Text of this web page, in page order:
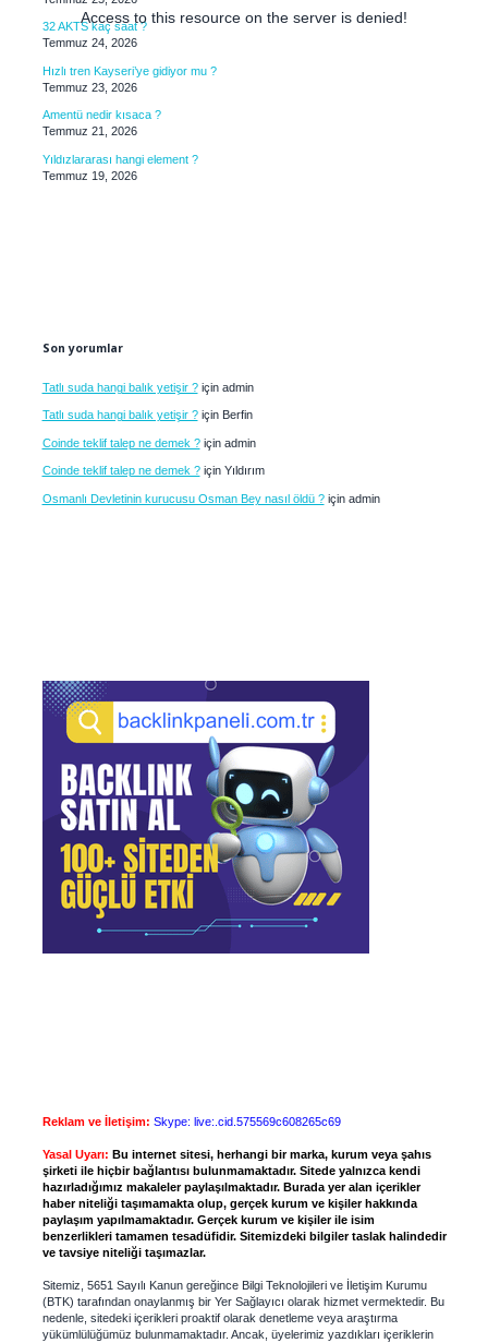
32 AKTS kaç saat ?
Temmuz 24, 2026
Hızlı tren Kayseri’ye gidiyor mu ?
Temmuz 23, 2026
Amentü nedir kısaca ?
Temmuz 21, 2026
Yıldızlararası hangi element ?
Temmuz 19, 2026
Son yorumlar
Tatlı suda hangi balık yetişir ?için admin
Tatlı suda hangi balık yetişir ?için Berfin
Coinde teklif talep ne demek ?için admin
Coinde teklif talep ne demek ?için Yıldırım
Osmanlı Devletinin kurucusu Osman Bey nasıl öldü ?için admin
Reklam ve İletişim: Skype: live:.cid.575569c608265c69
Yasal Uyarı: Bu internet sitesi, herhangi bir marka, kurum veya şahıs
şirketi ile hiçbir bağlantısı bulunmamaktadır. Sitede yalnızca kendi
hazırladığımız makaleler paylaşılmaktadır. Burada yer alan içerikler
haber niteliği taşımamakta olup, gerçek kurum ve kişiler hakkında
paylaşım yapılmamaktadır. Gerçek kurum ve kişiler ile isim
benzerlikleri tamamen tesadüfidir. Sitemizdeki bilgiler taslak halindedir
ve tavsiye niteliği taşımazlar.
Sitemiz, 5651 Sayılı Kanun gereğince Bilgi Teknolojileri ve İletişim Kurumu
(BTK) tarafından onaylanmış bir Yer Sağlayıcı olarak hizmet vermektedir. Bu
nedenle, sitedeki içerikleri proaktif olarak denetleme veya araştırma
yükümlülüğümüz bulunmamaktadır. Ancak, üyelerimiz yazdıkları içeriklerin
Access to this resource on the server is denied!